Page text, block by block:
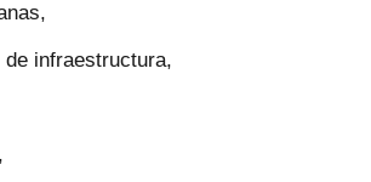
de infraestructura,